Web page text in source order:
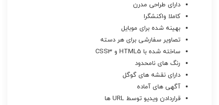
دارای طراحی مدرن
کاملا واکنشگرا
بهینه شده برای موبایل
تصاویر سفارشی برای هر دسته
ساخته شده با HTML5 و CSS3
رنگ های نامحدود
دارای نقشه های گوگل
آگهی های آماده
قراردادن ویدیو توسط URL ها